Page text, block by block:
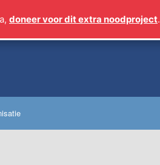
doneer voor dit extra noodproject.